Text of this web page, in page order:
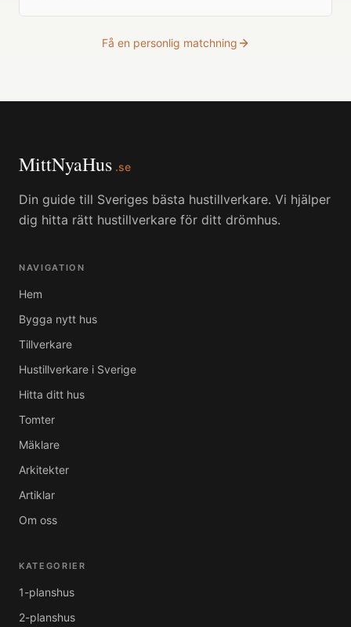
Få en personlig matchning
MittNyaHus .se
Din guide till Sveriges bästa hustillverkare. Vi hjälper
dig hitta rätt hustillverkare för ditt drömhus.
NAVIGATION
Hem
Bygga nytt hus
Tillverkare
Hustillverkare i Sverige
Hitta ditt hus
Tomter
Mäklare
Arkitekter
Artiklar
Om oss
KATEGORIER
1-planshus
2-planshus